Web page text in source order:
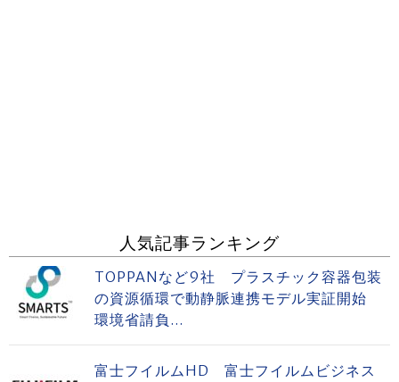
人気記事ランキング
TOPPANなど9社 プラスチック容器包装
の資源循環で動静脈連携モデル実証開始
環境省請負...
富士フイルムHD 富士フイルムビジネス